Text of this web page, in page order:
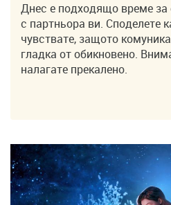
Днес е подходящо време за
с партньора ви. Споделете
чувствате, защото
гладка от обикновено.
налагате прекалено.